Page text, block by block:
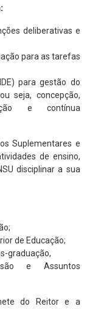
deliberativas e
para as tarefas
para gestão do
seja, concepção,
e contínua
Suplementares e
de ensino,
disciplinar a sua
de Educação;
graduação,
e Assuntos
do Reitor e a